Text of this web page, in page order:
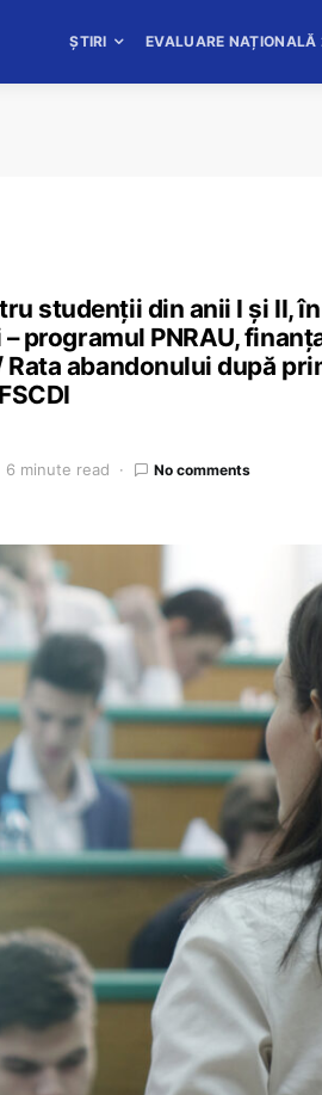
ȘTIRI EVALUARE
studenții din anii I și II,
programul PNRAU,
abandonului după
6 minute read No comments